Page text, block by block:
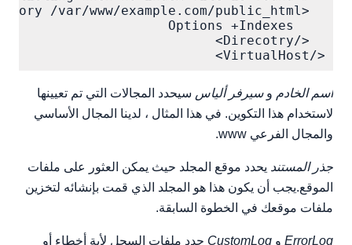
</VirtualHost>
اسم الخادم وسيرفر ألياس سيحدد المجالات التي تم تعيينها
لاستخدام هذا التكوين. في هذا المثال ، لدينا المجال الأساسي
والمجال الفرعي www.
جذر المستند يحدد موقع المجلد حيث يمكن العثور على ملفات
الموقع.يجب أن يكون هذا هو المجلد الذي قمت بإنشائه لتخزين
ملفات موقعك في الخطوة السابقة.
ErrorLog و CustomLog حدد ملفات السجل لأية أخطاء أو